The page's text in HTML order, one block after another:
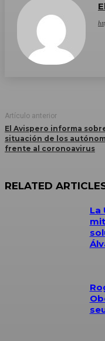
Artículo anterior
El Avispero informa
situación de los
frente al coronoavirus
RELATED
La